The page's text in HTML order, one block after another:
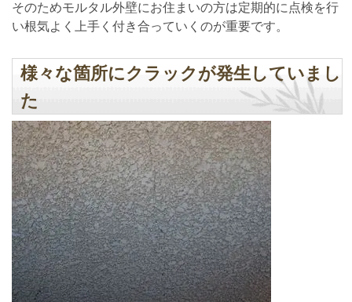
そのためモルタル外壁にお住まいの方は定期的に点検を行
い根気よく上手く付き合っていくのが重要です。
様々な箇所にクラックが発生していまし
た